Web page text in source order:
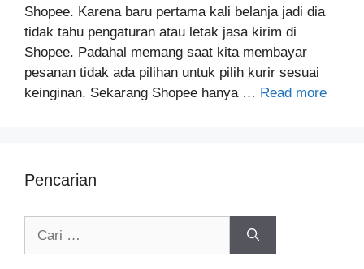
Shopee. Karena baru pertama kali belanja jadi dia
tidak tahu pengaturan atau letak jasa kirim di
Shopee. Padahal memang saat kita membayar
pesanan tidak ada pilihan untuk pilih kurir sesuai
keinginan. Sekarang Shopee hanya … Read more
Pencarian